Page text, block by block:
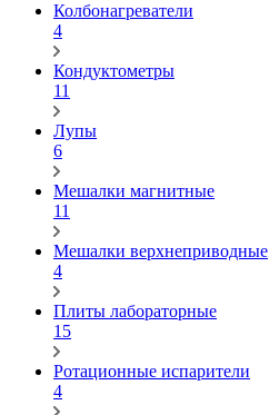
Колбонагреватели
4
Кондуктометры
11
Лупы
6
Мешалки магнитные
11
Мешалки верхнеприводные
4
Плиты лабораторные
15
Ротационные испарители
4